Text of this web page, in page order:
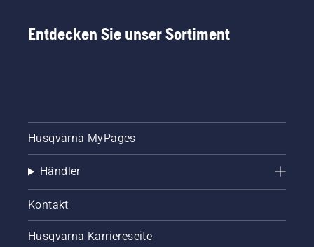
Entdecken Sie unser Sortiment
Husqvarna MyPages
Händler
Kontakt
Husqvarna Karriereseite